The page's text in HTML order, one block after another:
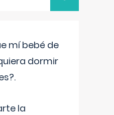
mí bebé de
dormir
la